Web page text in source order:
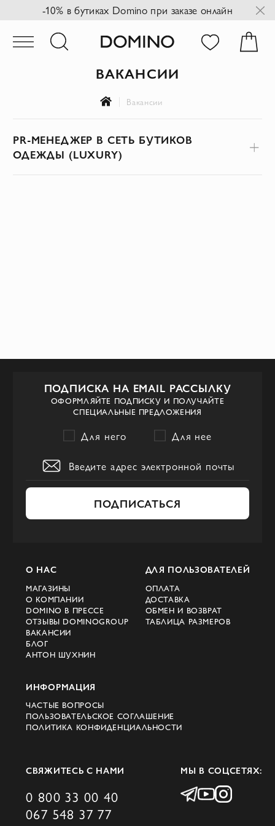
-10% в бутиках Domino при заказе онлайн
ВАКАНСИИ
Вакансии
PR-МЕНЕДЖЕР В СЕТЬ БУТИКОВ
ОДЕЖДЫ (LUXURY)
ПОДПИСКА НА EMAIL РАССЫЛКУ
ОФОРМЛЯЙТЕ ПОДПИСКУ И ПОЛУЧАЙТЕ
СПЕЦИАЛЬНЫЕ ПРЕДЛОЖЕНИЯ
Для него Для нее
ПОДПИСАТЬСЯ
О НАС
МАГАЗИНЫ
О КОМПАНИИ
DOMINO В ПРЕССЕ
ОТЗЫВЫ DOMINOGROUP
ВАКАНСИИ
БЛОГ
АНТОН ШУХНИН
ДЛЯ ПОЛЬЗОВАТЕЛЕЙ
ОПЛАТА
ДОСТАВКА
ОБМЕН И ВОЗВРАТ
ТАБЛИЦА РАЗМЕРОВ
ИНФОРМАЦИЯ
ЧАСТЫЕ ВОПРОСЫ
ПОЛЬЗОВАТЕЛЬСКОЕ СОГЛАШЕНИЕ
ПОЛИТИКА КОНФИДЕНЦИАЛЬНОСТИ
СВЯЖИТЕСЬ С НАМИ
0 800 33 00 40
067 548 37 77
МЫ В СОЦСЕТЯХ: